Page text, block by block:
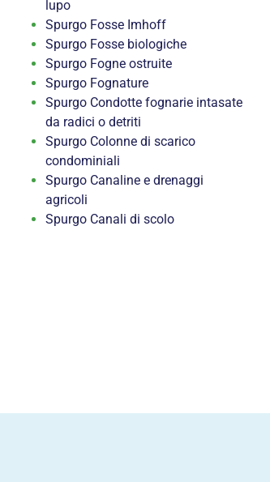
lupo
Spurgo Fosse Imhoff
Spurgo Fosse biologiche
Spurgo Fogne ostruite
Spurgo Fognature
Spurgo Condotte fognarie intasate
da radici o detriti
Spurgo Colonne di scarico
condominiali
Spurgo Canaline e drenaggi
agricoli
Spurgo Canali di scolo